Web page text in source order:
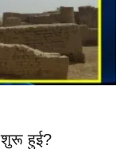
शुरू हुई?